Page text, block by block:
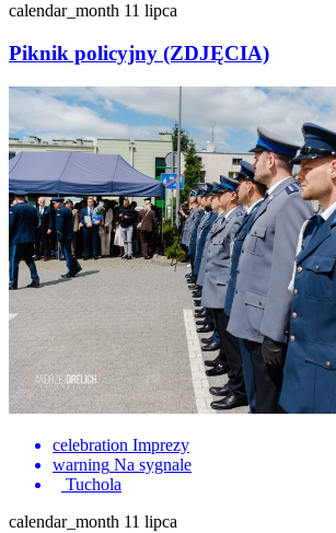
calendar_month 11 lipca
Piknik policyjny (ZDJĘCIA)
celebration Imprezy
warning Na sygnale
Tuchola
calendar_month 11 lipca